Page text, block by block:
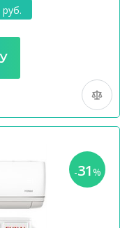
руб.
-31%